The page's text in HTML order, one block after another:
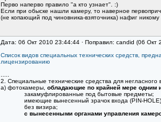
Перво наперво правило "а кто узнает". :)
Если при обыске нашли камеру, то наверное
(не копающий под чиновника-взяточника) нафиг
Дата: 06 Окт 2010 23:44:44 · Поправил: candid (06 Окт
Список видов специальных технических средств,
лицензированию
2. Специальные технические средства для
а) фотокамеры, обладающие по крайней мере одним
закамуфлированные под бытовые предметы;
имеющие вынесенный зрачок входа (PIN-
без визира;
с вынесенными органами управления